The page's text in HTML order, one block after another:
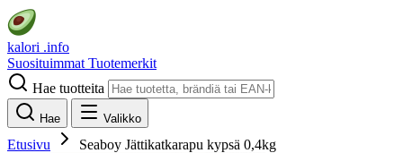
kalori .info
Suosituimmat Tuotemerkit
Hae tuotteita
Hae Valikko
Etusivu Seaboy Jättikatkarapu kypsä 0,4kg